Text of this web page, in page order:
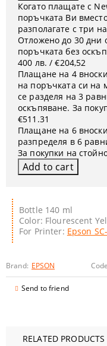
Bottle 140 ml
Color: Flourescent
For Printer: Epson
Brand: EPSON
Send to friend
Когато плащате с
поръчката Ви
разполагате с три
Отложено до 30 дни
поръчката без
400 лв. / €204,52
Плащане на 4
на поръчката си на
се разделя на 3
оскъпяване. За
€511.31
Плащане на 6
разпределя в 6
За покупки на
RELATED PRODUCTS